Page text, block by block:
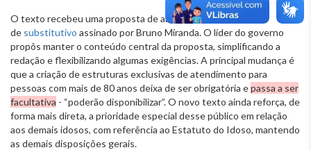
O texto recebeu uma proposta de alteração, por meio
de substitutivo assinado por Bruno Miranda. O líder do governo
propôs manter o conteúdo central da proposta, simplificando a
redação e flexibilizando algumas exigências. A principal mudança é
que a criação de estruturas exclusivas de atendimento para
pessoas com mais de 80 anos deixa de ser obrigatória epassa a ser
facultativa - “poderão disponibilizar”. O novo texto ainda reforça, de
forma mais direta, a prioridade especial desse público em relação
aos demais idosos, com referência ao Estatuto do Idoso, mantendo
as demais disposições gerais.